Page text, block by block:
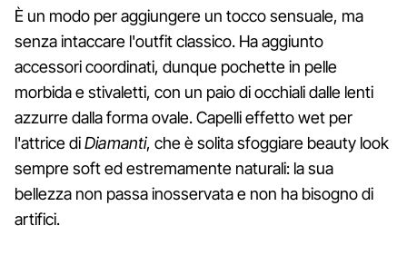
È un modo per aggiungere un tocco sensuale, ma
senza intaccare l'outfit classico. Ha aggiunto
accessori coordinati, dunque pochette in pelle
morbida e stivaletti, con un paio di occhiali dalle lenti
azzurre dalla forma ovale. Capelli effetto wet per
l'attrice diDiamanti, che è solita sfoggiare beauty look
sempre soft ed estremamente naturali: la sua
bellezza non passa inosservata e non ha bisogno di
artifici.